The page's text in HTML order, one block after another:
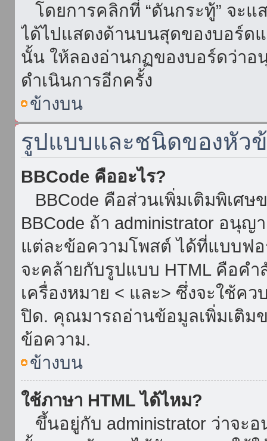
โดยการคลิกที่ “ดันกระทู้” จะ
ได้ไปแสดงด้านบนสุดของบอร์ด
นั้น ให้ลองอ่านกฏของบอร์ดว่า
ดำเนินการอีกครั้ง
ข้างบน
รูปแบบและชนิดของหัว
BBCode คืออะไร?
BBCode คือส่วนเพิ่มเติมพิเศ
BBCode ถ้า administrator อนุ
แต่ละข้อความโพสต์ ได้ที่แบบฟ
จะคล้ายกับรูปแบบ HTML คือคำ
เครื่องหมาย < และ> ซึ่งจะใช้ค
ปิด. คุณมารถอ่านข้อมูลเพิ่มเติม
ข้อความ.
ข้างบน
ใช้ภาษา HTML ได้ไหม?
ขึ้นอยู่กับ administrator ว่าจะ